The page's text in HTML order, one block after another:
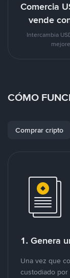
Comercia
vende
Intercambia
CÓMO
Comprar cripto
1. Genera
Una vez que
custodiado por